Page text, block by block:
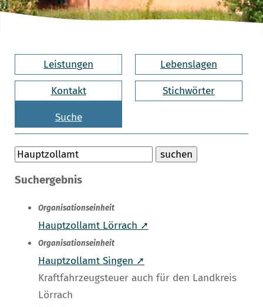
Leistungen Lebenslagen
Kontakt Stichwörter
Suche
Suchergebnis
Organisationseinheit
Hauptzollamt Lörrach ➚
Organisationseinheit
Hauptzollamt Singen ➚
Kraftfahrzeugsteuer auch für den Landkreis
Lörrach